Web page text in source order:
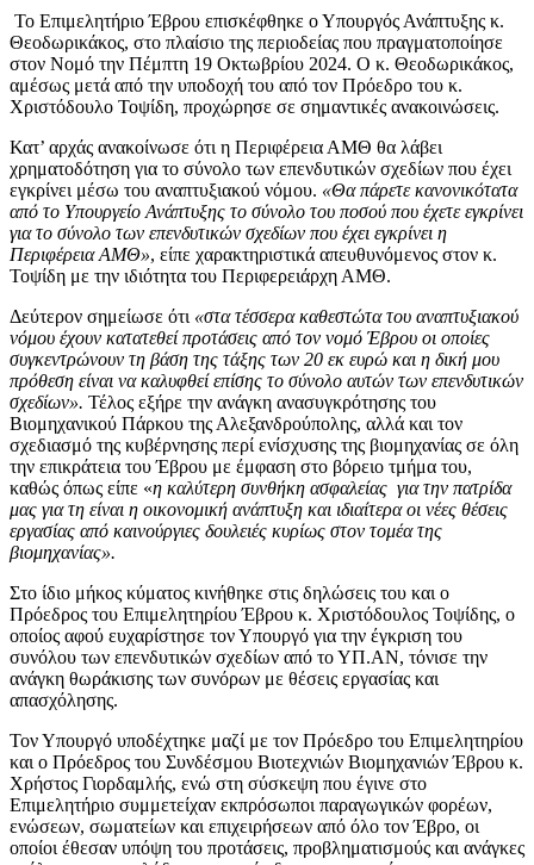
Το Επιμελητήριο Έβρου επισκέφθηκε ο Υπουργός Ανάπτυξης κ.
Θεοδωρικάκος, στο πλαίσιο της περιοδείας που πραγματοποίησε
στον Νομό την Πέμπτη 19 Οκτωβρίου 2024. Ο κ. Θεοδωρικάκος,
αμέσως μετά από την υποδοχή του από τον Πρόεδρο του κ.
Χριστόδουλο Τοψίδη, προχώρησε σε σημαντικές ανακοινώσεις.
Κατ’ αρχάς ανακοίνωσε ότι η Περιφέρεια ΑΜΘ θα λάβει
χρηματοδότηση για το σύνολο των επενδυτικών σχεδίων που έχει
εγκρίνει μέσω του αναπτυξιακού νόμου. «Θα πάρετε κανονικότατα
από το Υπουργείο Ανάπτυξης το σύνολο του ποσού που έχετε εγκρίνει
για το σύνολο των επενδυτικών σχεδίων που έχει εγκρίνει η
Περιφέρεια ΑΜΘ», είπε χαρακτηριστικά απευθυνόμενος στον κ.
Τοψίδη με την ιδιότητα του Περιφερειάρχη ΑΜΘ.
Δεύτερον σημείωσε ότι «στα τέσσερα καθεστώτα του αναπτυξιακού
νόμου έχουν κατατεθεί προτάσεις από τον νομό Έβρου οι οποίες
συγκεντρώνουν τη βάση της τάξης των 20 εκ ευρώ και η δική μου
πρόθεση είναι να καλυφθεί επίσης το σύνολο αυτών των επενδυτικών
σχεδίων». Τέλος εξήρε την ανάγκη ανασυγκρότησης του
Βιομηχανικού Πάρκου της Αλεξανδρούπολης, αλλά και τον
σχεδιασμό της κυβέρνησης περί ενίσχυσης της βιομηχανίας σε όλη
την επικράτεια του Έβρου με έμφαση στο βόρειο τμήμα του,
καθώς όπως είπε «η καλύτερη συνθήκη ασφαλείας για την πατρίδα
μας για τη είναι η οικονομική ανάπτυξη και ιδιαίτερα οι νέες θέσεις
εργασίας από καινούργιες δουλειές κυρίως στον τομέα της
βιομηχανίας».
Στο ίδιο μήκος κύματος κινήθηκε στις δηλώσεις του και ο
Πρόεδρος του Επιμελητηρίου Έβρου κ. Χριστόδουλος Τοψίδης, ο
οποίος αφού ευχαρίστησε τον Υπουργό για την έγκριση του
συνόλου των επενδυτικών σχεδίων από το ΥΠ.ΑΝ, τόνισε την
ανάγκη θωράκισης των συνόρων με θέσεις εργασίας και
απασχόλησης.
Τον Υπουργό υποδέχτηκε μαζί με τον Πρόεδρο του Επιμελητηρίου
και ο Πρόεδρος του Συνδέσμου Βιοτεχνιών Βιομηχανιών Έβρου κ.
Χρήστος Γιορδαμλής, ενώ στη σύσκεψη που έγινε στο
Επιμελητήριο συμμετείχαν εκπρόσωποι παραγωγικών φορέων,
ενώσεων, σωματείων και επιχειρήσεων από όλο τον Έβρο, οι
οποίοι έθεσαν υπόψη του προτάσεις, προβληματισμούς και ανάγκες